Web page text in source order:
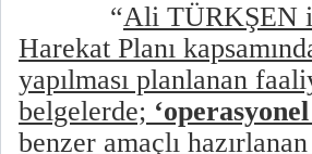
“Ali TÜRKŞEN
Harekat Planı
yapılması planlanan
belgelerde;
benzer amaçlı